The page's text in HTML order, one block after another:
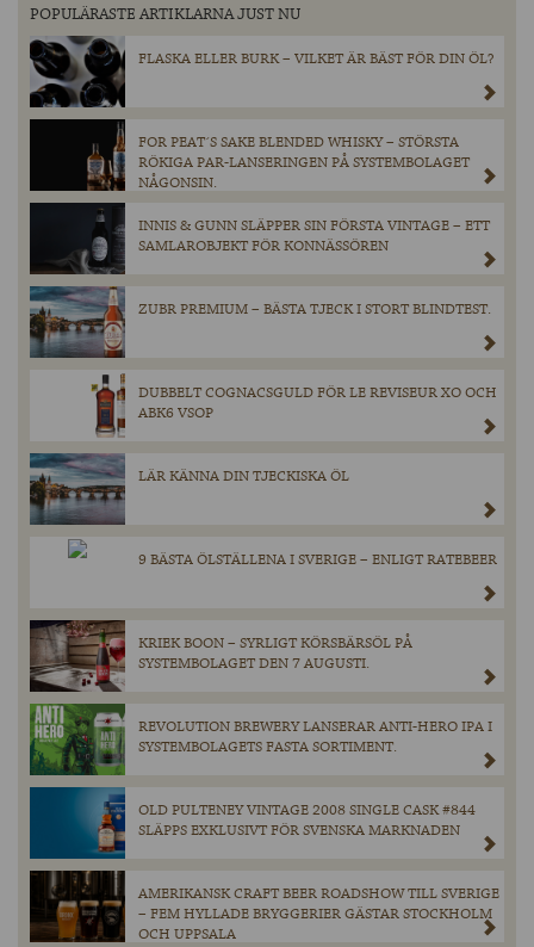
POPULÄRASTE ARTIKLARNA JUST NU
FLASKA ELLER BURK – VILKET ÄR BÄST FÖR DIN ÖL?
FOR PEAT´S SAKE BLENDED WHISKY – STÖRSTA
RÖKIGA PAR-LANSERINGEN PÅ SYSTEMBOLAGET
NÅGONSIN.
INNIS & GUNN SLÄPPER SIN FÖRSTA VINTAGE – ETT
SAMLAROBJEKT FÖR KONNÄSSÖREN
ZUBR PREMIUM – BÄSTA TJECK I STORT BLINDTEST.
DUBBELT COGNACSGULD FÖR LE REVISEUR XO OCH
ABK6 VSOP
LÄR KÄNNA DIN TJECKISKA ÖL
9 BÄSTA ÖLSTÄLLENA I SVERIGE – ENLIGT RATEBEER
KRIEK BOON – SYRLIGT KÖRSBÄRSÖL PÅ
SYSTEMBOLAGET DEN 7 AUGUSTI.
REVOLUTION BREWERY LANSERAR ANTI-HERO IPA I
SYSTEMBOLAGETS FASTA SORTIMENT.
OLD PULTENEY VINTAGE 2008 SINGLE CASK #844
SLÄPPS EXKLUSIVT FÖR SVENSKA MARKNADEN
AMERIKANSK CRAFT BEER ROADSHOW TILL SVERIGE
– FEM HYLLADE BRYGGERIER GÄSTAR STOCKHOLM
OCH UPPSALA